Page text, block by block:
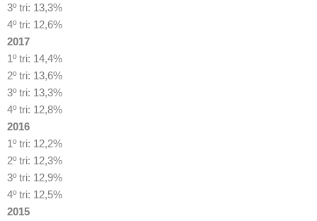
3º tri: 13,3%
4º tri: 12,6%
2017
1º tri: 14,4%
2º tri: 13,6%
3º tri: 13,3%
4º tri: 12,8%
2016
1º tri: 12,2%
2º tri: 12,3%
3º tri: 12,9%
4º tri: 12,5%
2015